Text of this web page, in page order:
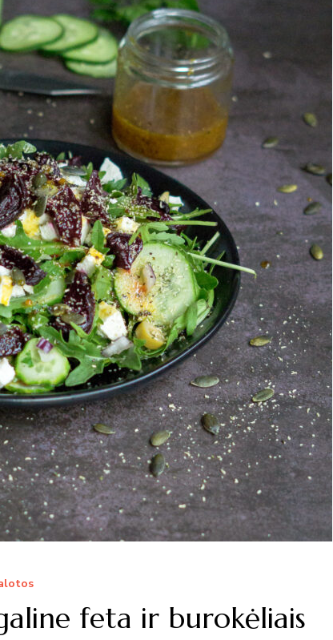
feta ir burokėliais